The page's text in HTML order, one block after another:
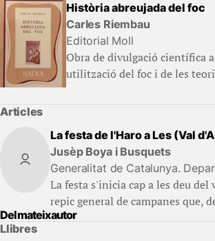
Història abreujada del foc
Carles Riembau
Editorial Moll
Obra de divulgació científica
utilització del foc i de les
Articles
La festa de l'Haro a Les (Val
Jusèp Boya i Busquets
Generalitat de Catalunya.
La festa s'inicia cap a les deu del
repic general de campanes que,
Del mateix autor
Llibres